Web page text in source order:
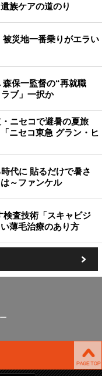
族ケアの道のり
災地一番乗りがエラい
保一監督の“再就職
ブ」一択か
ニセコで避暑の夏旅
ニセコ東急 グラン・ヒ
代に 貼るだけで暑さ
～ファンケル
査技術「スキャビジ
薄毛治療のあり方